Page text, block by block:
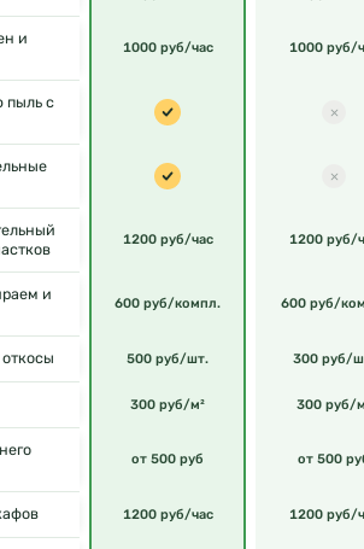
и
1000 руб/час 1000 руб/
пыль с
1200 руб/час 1200 руб/
и
600 руб/компл. 600 руб/
500 руб/шт. 300 руб/
300 руб/м² 300 руб/
от 500 руб от 500
1200 руб/час 1200 руб/